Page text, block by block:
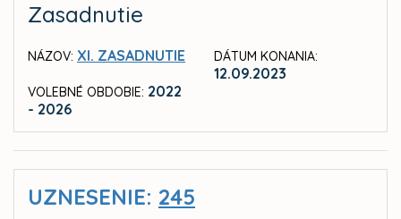
Zasadnutie
NÁZOV: XI. ZASADNUTIE
VOLEBNÉ OBDOBIE: 2022
- 2026
DÁTUM KONANIA:
12.09.2023
UZNESENIE: 245